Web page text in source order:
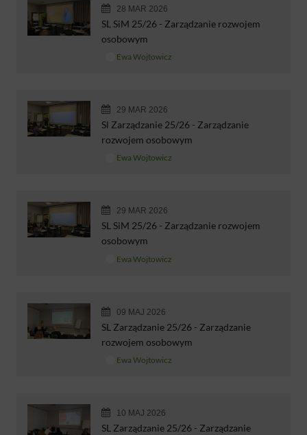
28 MAR 2026
SL SiM 25/26 - Zarządzanie rozwojem
osobowym
Ewa Wojtowicz
29 MAR 2026
Sl Zarządzanie 25/26 - Zarządzanie
rozwojem osobowym
Ewa Wojtowicz
29 MAR 2026
SL SiM 25/26 - Zarządzanie rozwojem
osobowym
Ewa Wojtowicz
09 MAJ 2026
SL Zarządzanie 25/26 - Zarządzanie
rozwojem osobowym
Ewa Wojtowicz
10 MAJ 2026
SL Zarządzanie 25/26 - Zarządzanie